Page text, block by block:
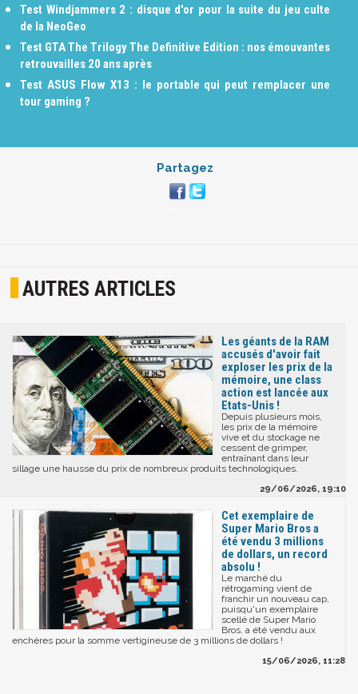
Test Windjammers 2 : disque d'or pour la suite du jeu culte
de la NeoGeo
Test GTA The Trilogy The Definitive Edition : nos émouvantes
retrouvailles 20 ans après
Test ASUS Flow X13 : le portable qui peut remplacer une
tour gaming ?
Partagez
AUTRES ARTICLES
Les géants de la RAM
accusés d'avoir fait
exploser les prix de la
mémoire, une class
action est lancée aux
Etats-Unis !
Depuis plusieurs mois,
les prix de la mémoire
vive et du stockage ne
cessent de grimper,
entraînant dans leur
sillage une hausse du prix de nombreux produits technologiques.
29/06/2026, 19:10
Cet exemplaire de
Super Mario Bros a
été vendu 3 millions
de dollars, un record
absolu !
Le marché du
rétrogaming vient de
franchir un nouveau cap,
puisqu'un exemplaire
scellé de Super Mario
Bros. a été vendu aux
enchères pour la somme vertigineuse de 3 millions de dollars !
15/06/2026, 11:28